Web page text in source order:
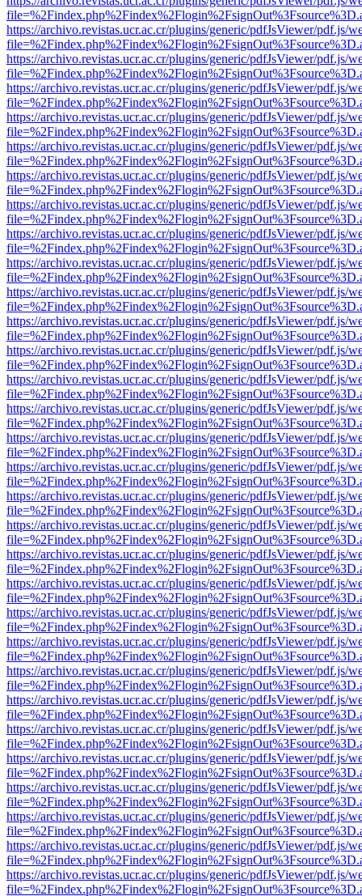
https://archivo.revistas.ucr.ac.cr/plugins/generic/pdfJsViewer/pdf.js/
https://archivo.revistas.ucr.ac.cr/plugins/generic/pdfJsViewer/pdf.js/
https://archivo.revistas.ucr.ac.cr/plugins/generic/pdfJsViewer/pdf.js/
https://archivo.revistas.ucr.ac.cr/plugins/generic/pdfJsViewer/pdf.js/
https://archivo.revistas.ucr.ac.cr/plugins/generic/pdfJsViewer/pdf.js/
https://archivo.revistas.ucr.ac.cr/plugins/generic/pdfJsViewer/pdf.js/
https://archivo.revistas.ucr.ac.cr/plugins/generic/pdfJsViewer/pdf.js/
https://archivo.revistas.ucr.ac.cr/plugins/generic/pdfJsViewer/pdf.js/
https://archivo.revistas.ucr.ac.cr/plugins/generic/pdfJsViewer/pdf.js/
https://archivo.revistas.ucr.ac.cr/plugins/generic/pdfJsViewer/pdf.js/
https://archivo.revistas.ucr.ac.cr/plugins/generic/pdfJsViewer/pdf.js/
https://archivo.revistas.ucr.ac.cr/plugins/generic/pdfJsViewer/pdf.js/
https://archivo.revistas.ucr.ac.cr/plugins/generic/pdfJsViewer/pdf.js/
https://archivo.revistas.ucr.ac.cr/plugins/generic/pdfJsViewer/pdf.js/
https://archivo.revistas.ucr.ac.cr/plugins/generic/pdfJsViewer/pdf.js/
https://archivo.revistas.ucr.ac.cr/plugins/generic/pdfJsViewer/pdf.js/
https://archivo.revistas.ucr.ac.cr/plugins/generic/pdfJsViewer/pdf.js/
https://archivo.revistas.ucr.ac.cr/plugins/generic/pdfJsViewer/pdf.js/
https://archivo.revistas.ucr.ac.cr/plugins/generic/pdfJsViewer/pdf.js/
https://archivo.revistas.ucr.ac.cr/plugins/generic/pdfJsViewer/pdf.js/
https://archivo.revistas.ucr.ac.cr/plugins/generic/pdfJsViewer/pdf.js/
https://archivo.revistas.ucr.ac.cr/plugins/generic/pdfJsViewer/pdf.js/
https://archivo.revistas.ucr.ac.cr/plugins/generic/pdfJsViewer/pdf.js/
https://archivo.revistas.ucr.ac.cr/plugins/generic/pdfJsViewer/pdf.js/
https://archivo.revistas.ucr.ac.cr/plugins/generic/pdfJsViewer/pdf.js/
https://archivo.revistas.ucr.ac.cr/plugins/generic/pdfJsViewer/pdf.js/
https://archivo.revistas.ucr.ac.cr/plugins/generic/pdfJsViewer/pdf.js/
https://archivo.revistas.ucr.ac.cr/plugins/generic/pdfJsViewer/pdf.js/
https://archivo.revistas.ucr.ac.cr/plugins/generic/pdfJsViewer/pdf.js/
https://archivo.revistas.ucr.ac.cr/plugins/generic/pdfJsViewer/pdf.js/